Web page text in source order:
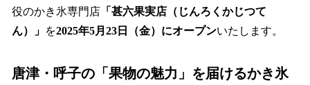
役のかき氷専門店 「甚六果実店（じんろくかじつて
ん）」 を2025年5月23日（金）にオープンいたします。
唐津・呼子の「果物の魅力」を届けるかき氷